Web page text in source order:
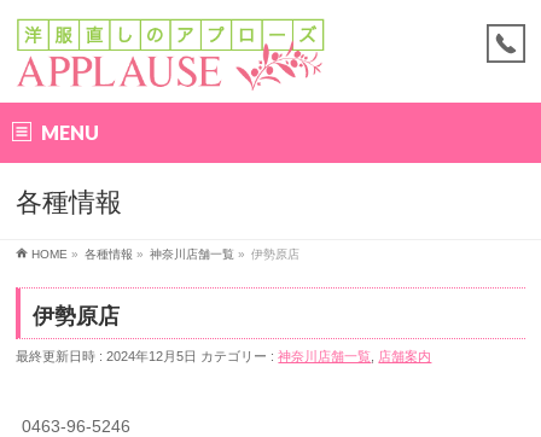
MENU
各種情報
HOME » 各種情報 » 神奈川店舗一覧 » 伊勢原店
伊勢原店
最終更新日時 : 2024年12月5日 カテゴリー :神奈川店舗一覧 店舗案内
0463-96-5246